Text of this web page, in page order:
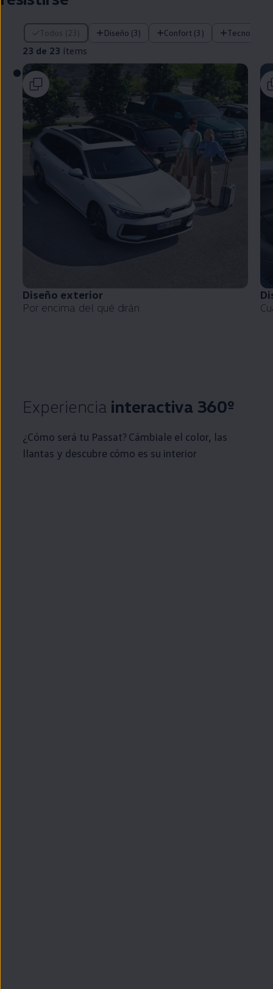
Todos (23) Diseño (3) Confort (3) Tecnología
23 de 23 ítems
23 de 23 ítems
Diseño exterior
Por encima del qué dirán
Experiencia interactiva 360º
¿Cómo será tu Passat? Cámbiale el color, las
llantas y descubre cómo es su interior